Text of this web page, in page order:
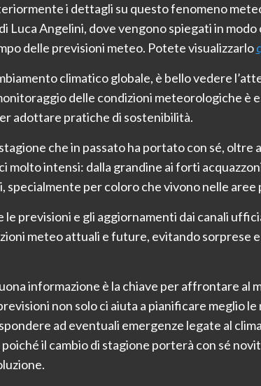
i dettagli su questo fenomeno
Luca Angelini, dove vengono spiegati in
delle previsioni meteo. Potete visualizzarlo
climatico globale, è bello vedere
delle condizioni meteorologiche è
adottare pratiche di sostenibilità.
che in passato ha portato con sé,
molto intensi: dalla grandine ai forti
per coloro che vivono nelle aree
le previsioni e gli aggiornamenti dai canali
meteo attuali e future, evitando sorprese
informazione è la chiave per affrontare al
non solo ci aiuta a pianificare meglio
ad eventuali emergenze legate al
il cambio di stagione porterà con sé